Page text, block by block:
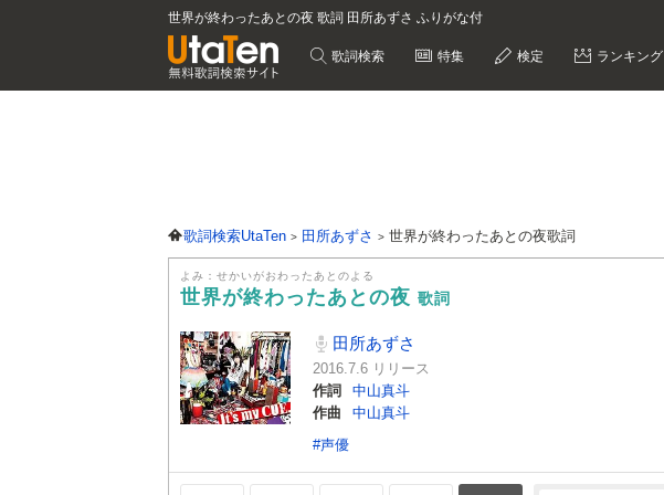
世界が終わったあとの夜 歌詞 田所あずさ ふりがな付
歌詞検索 特集 検定 ランキング
歌詞検索UtaTen 田所あずさ 世界が終わったあとの夜歌詞
よみ：せかいがおわったあとのよる
世界が終わったあとの夜 歌詞
田所あずさ
2016.7.6 リリース
作詞
中山真斗
作曲
中山真斗
#声優